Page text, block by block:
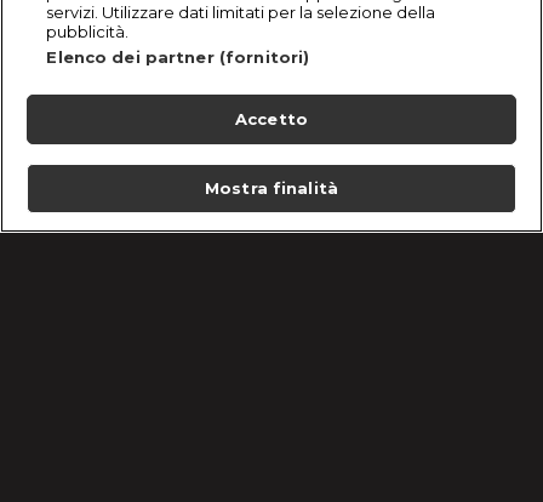
servizi. Utilizzare dati limitati per la selezione della
pubblicità.
Elenco dei partner (fornitori)
Accetto
Mostra finalità